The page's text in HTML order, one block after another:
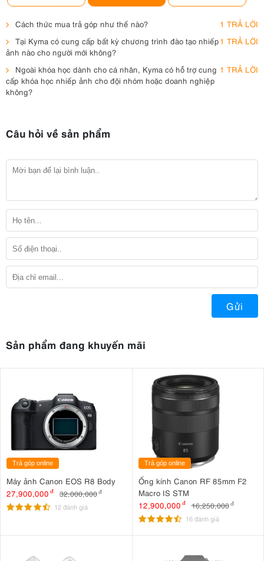
Cách thức mua trả góp như thế nào?
1 TRẢ LỜI
Tại Kyma có cung cấp bất kỳ chương trình đào tạo nhiếp
ảnh nào cho người mới không?
1 TRẢ LỜI
Ngoài khóa học dành cho cá nhân, Kyma có hỗ trợ cung
cấp khóa học nhiếp ảnh cho đội nhóm hoặc doanh nghiệp
không?
1 TRẢ LỜI
Câu hỏi về sản phẩm
Gửi
Sản phẩm đang khuyến mãi
Trả góp online
Máy ảnh Canon EOS R8 Body
27,900,000 đ 32,000,000đ
12 đánh giá
Trả góp online
Ống kính Canon RF 85mm F2
Macro IS STM
12,900,000 đ 16,250,000 đ
16 đánh giá